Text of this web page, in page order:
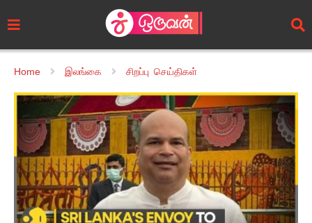
Home இலங்கை சிறப்பு செய்திகள்